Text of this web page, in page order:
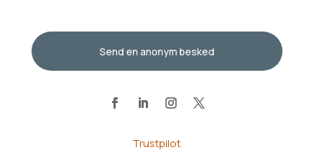
Send en anonym besked
Trustpilot